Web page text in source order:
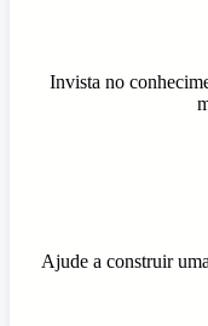
Invista no
Ajude a construir